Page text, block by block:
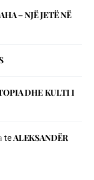
– NJЁ JETЁ NЁ
DHE KULTI I
teALEKSANDËR